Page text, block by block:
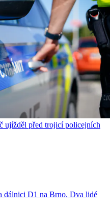
ujížděl před trojicí policejních
dálnici D1 na Brno. Dva lidé